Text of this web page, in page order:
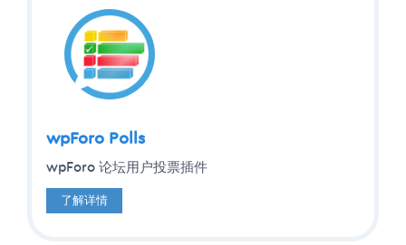
wpForo Polls
wpForo 论坛用户投票插件
了解详情